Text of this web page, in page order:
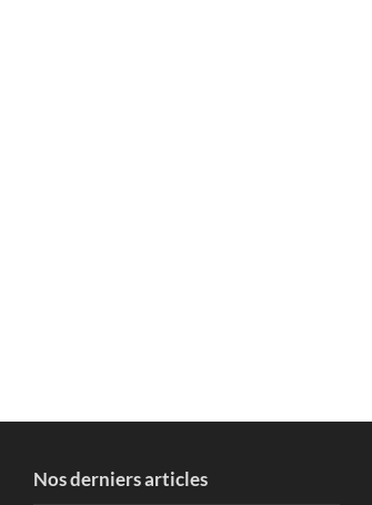
Nos derniers articles